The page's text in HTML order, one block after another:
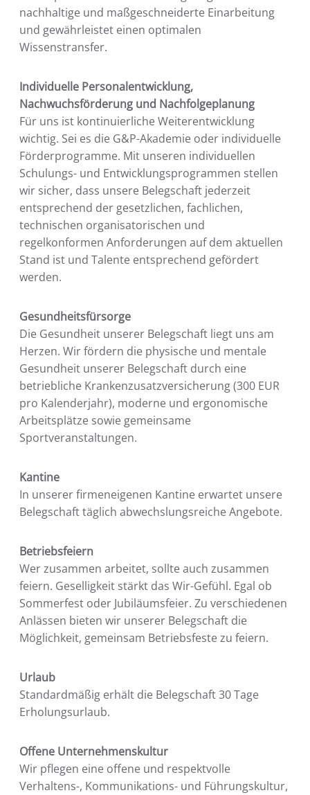
nachhaltige und maßgeschneiderte Einarbeitung
und gewährleistet einen optimalen
Wissenstransfer.
Individuelle Personalentwicklung,
Nachwuchsförderung und Nachfolgeplanung
Für uns ist kontinuierliche Weiterentwicklung
wichtig. Sei es die G&P-Akademie oder individuelle
Förderprogramme. Mit unseren individuellen
Schulungs- und Entwicklungsprogrammen stellen
wir sicher, dass unsere Belegschaft jederzeit
entsprechend der gesetzlichen, fachlichen,
technischen organisatorischen und
regelkonformen Anforderungen auf dem aktuellen
Stand ist und Talente entsprechend gefördert
werden.
Gesundheitsfürsorge
Die Gesundheit unserer Belegschaft liegt uns am
Herzen. Wir fördern die physische und mentale
Gesundheit unserer Belegschaft durch eine
betriebliche Krankenzusatzversicherung (300 EUR
pro Kalenderjahr), moderne und ergonomische
Arbeitsplätze sowie gemeinsame
Sportveranstaltungen.
Kantine
In unserer firmeneigenen Kantine erwartet unsere
Belegschaft täglich abwechslungsreiche Angebote.
Betriebsfeiern
Wer zusammen arbeitet, sollte auch zusammen
feiern. Geselligkeit stärkt das Wir-Gefühl. Egal ob
Sommerfest oder Jubiläumsfeier. Zu verschiedenen
Anlässen bieten wir unserer Belegschaft die
Möglichkeit, gemeinsam Betriebsfeste zu feiern.
Urlaub
Standardmäßig erhält die Belegschaft 30 Tage
Erholungsurlaub.
Offene Unternehmenskultur
Wir pflegen eine offene und respektvolle
Verhaltens-, Kommunikations- und Führungskultur,